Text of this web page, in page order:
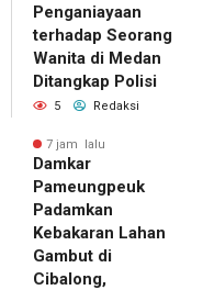
Penganiayaan
terhadap Seorang
Wanita di Medan
Ditangkap Polisi
5 Redaksi
7 jam lalu
Damkar
Pameungpeuk
Padamkan
Kebakaran Lahan
Gambut di
Cibalong,